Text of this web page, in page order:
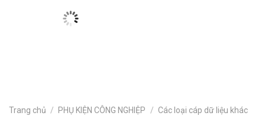
Trang chủ / PHỤ KIỆN CÔNG NGHIỆP / Các loại cáp dữ liệu khác